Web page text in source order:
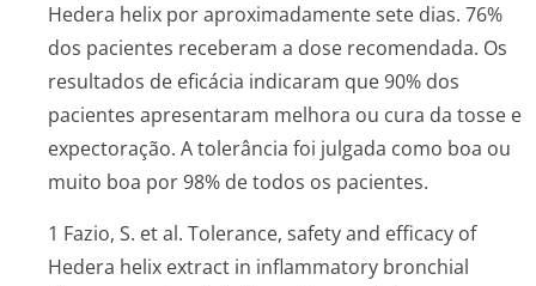
Hedera helix por aproximadamente sete dias. 76%
dos pacientes receberam a dose recomendada. Os
resultados de eficácia indicaram que 90% dos
pacientes apresentaram melhora ou cura da tosse e
expectoração. A tolerância foi julgada como boa ou
muito boa por 98% de todos os pacientes.
1 Fazio, S. et al. Tolerance, safety and efficacy of
Hedera helix extract in inflammatory bronchial